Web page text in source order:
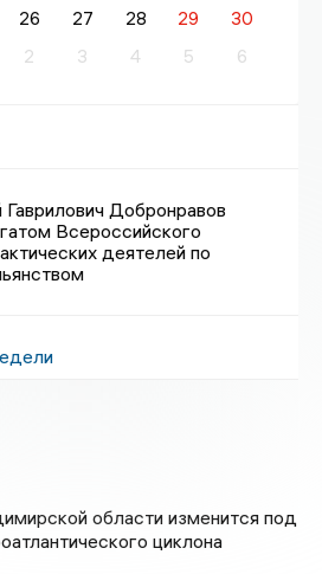
26 27 28 29
30
2 3 4 5 6
Гаврилович Добронравов
Всероссийского
деятелей по
области изменится под
циклона